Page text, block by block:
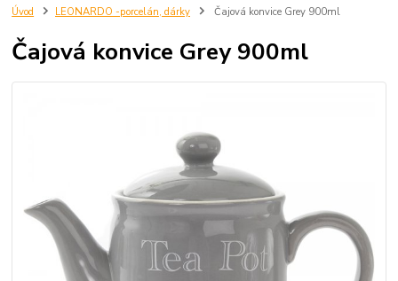
Úvod LEONARDO -porcelán, dárky Čajová konvice Grey 900ml
Čajová konvice Grey 900ml